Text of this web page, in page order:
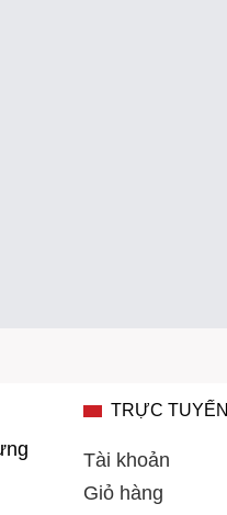
TRỰC TUYẾN
Tài khoản
Giỏ hàng